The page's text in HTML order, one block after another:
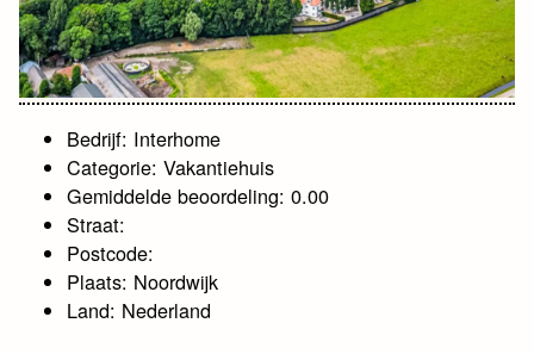
Bedrijf: Interhome
Categorie: Vakantiehuis
Gemiddelde beoordeling: 0.00
Straat:
Postcode:
Plaats: Noordwijk
Land: Nederland